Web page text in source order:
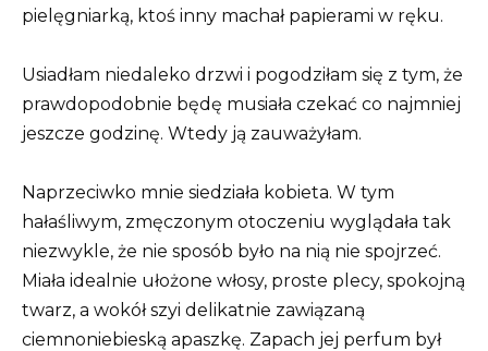
pielęgniarką, ktoś inny machał papierami w ręku.
Usiadłam niedaleko drzwi i pogodziłam się z tym, że
prawdopodobnie będę musiała czekać co najmniej
jeszcze godzinę. Wtedy ją zauważyłam.
Naprzeciwko mnie siedziała kobieta. W tym
hałaśliwym, zmęczonym otoczeniu wyglądała tak
niezwykle, że nie sposób było na nią nie spojrzeć.
Miała idealnie ułożone włosy, proste plecy, spokojną
twarz, a wokół szyi delikatnie zawiązaną
ciemnoniebieską apaszkę. Zapach jej perfum był